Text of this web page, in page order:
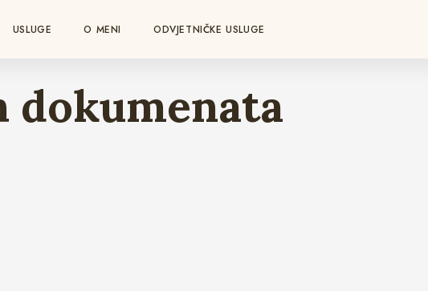
USLUGE O MENI ODVJETNIČKE USLUGE
dokumenata